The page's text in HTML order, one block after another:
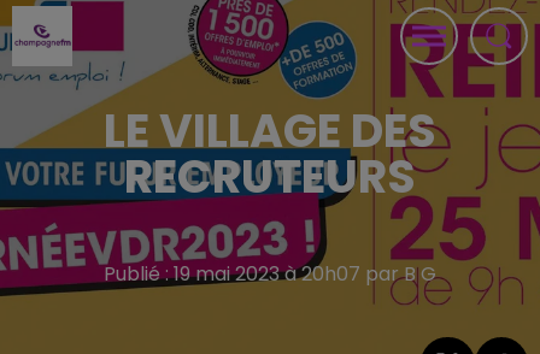
LE VILLAGE DES
RECRUTEURS
Publié : 19 mai 2023 à 20h07 par B G